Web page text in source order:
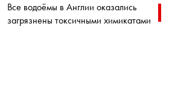
Все водоёмы в Англии оказались
загрязнены токсичными химикатами